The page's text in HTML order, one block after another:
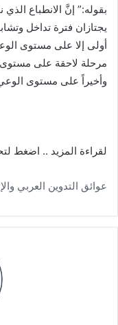
بقوله:” إنَّ الانطباع
يجتازان فترة تداخل
أولى إلا على مستوى
مرحلة لاحقة على مستوى
وأخيراً على مستوى الوعي
لقراءة المزيد .. اضغط
عوائق التدوين العربي